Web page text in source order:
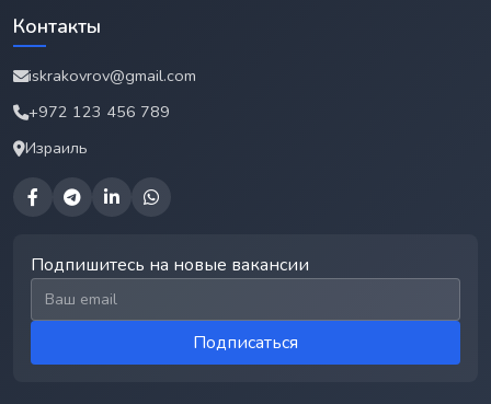
Контакты
iskrakovrov@gmail.com
+972 123 456 789
Израиль
Подпишитесь на новые вакансии
Email для подписки
Подписаться